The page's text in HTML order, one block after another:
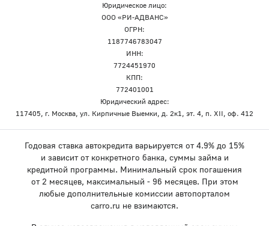
Юридическое лицо:
ООО «РИ-АДВАНС»
ОГРН:
1187746783047
ИНН:
7724451970
КПП:
772401001
Юридический адрес:
117405, г. Москва, ул. Кирпичные Выемки, д. 2к1, эт. 4, п. XII, оф. 412
Годовая ставка автокредита варьируется от 4.9% до 15%
и зависит от конкретного банка, суммы займа и
кредитной программы. Минимальный срок погашения
от 2 месяцев, максимальный - 96 месяцев. При этом
любые дополнительные комиссии автопорталом
carro.ru не взимаются.